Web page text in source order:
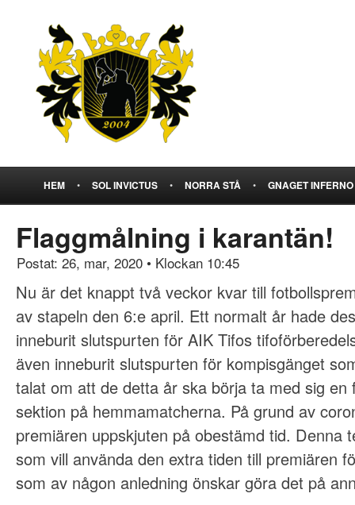
HEM • SOL INVICTUS • NORRA STÅ • GNAGET INFERNO
Flaggmålning i karantän!
Postat: 26, mar, 2020 • Klockan 10:45
Nu är det knappt två veckor kvar till
av stapeln den 6:e april. Ett normalt år hade
inneburit slutspurten för AIK Tifos
även inneburit slutspurten för kompisgänget
talat om att de detta år ska börja ta med sig en
sektion på hemmamatcherna. På grund av
premiären uppskjuten på obestämd tid. Denna
som vill använda den extra tiden till premiären
som av någon anledning önskar göra det på